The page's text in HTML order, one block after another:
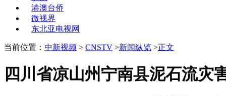
港澳台侨
微视界
东北亚电视网
当前位置： 中新视频 > CNSTV >新闻纵览 >正文
四川省凉山州宁南县泥石流灾